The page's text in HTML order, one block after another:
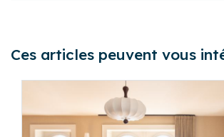
Ces articles peuvent vous